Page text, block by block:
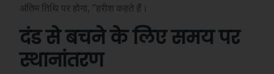
अंतिम तिथि पर होगा, ”हरीश कहते हैं।
दंड से बचने के लिए समय पर
स्थानांतरण